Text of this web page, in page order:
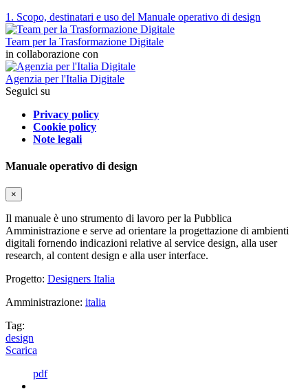
1. Scopo, destinatari e uso del Manuale operativo di design
Team per la Trasformazione Digitale
in collaborazione con
Agenzia per l'Italia Digitale
Seguici su
Privacy policy
Cookie policy
Note legali
Manuale operativo di design
×
Il manuale è uno strumento di lavoro per la Pubblica
Amministrazione e serve ad orientare la progettazione di ambienti
digitali fornendo indicazioni relative al service design, alla user
research, al content design e alla user interface.
Progetto: Designers Italia
Amministrazione: italia
Tag:
design
Scarica
pdf